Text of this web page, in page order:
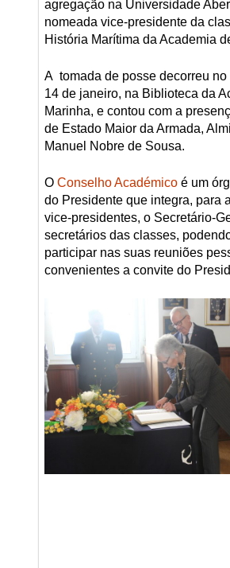
agregação na Universidade
nomeada vice-presidente da
História Marítima da Academia
A tomada de posse decorreu no
14 de janeiro, na Biblioteca da
Marinha, e contou com a
de Estado Maior da Armada,
Manuel Nobre de Sousa.
O Conselho Académicoé um
do Presidente que integra, para
vice-presidentes, o Secretário-
secretários das classes,
participar nas suas reuniões
convenientes a convite do